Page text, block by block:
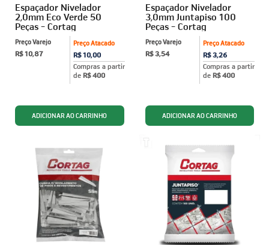
Espaçador Nivelador
2,0mm Eco Verde 50
Peças - Cortag
Preço Atacado
R$ 10,00
Compras a partir
de R$ 400
Preço Varejo
R$ 10,87
Espaçador Nivelador
3,0mm Juntapiso 100
Peças - Cortag
Preço Atacado
R$ 3,26
Compras a partir
de R$ 400
Preço Varejo
R$ 3,54